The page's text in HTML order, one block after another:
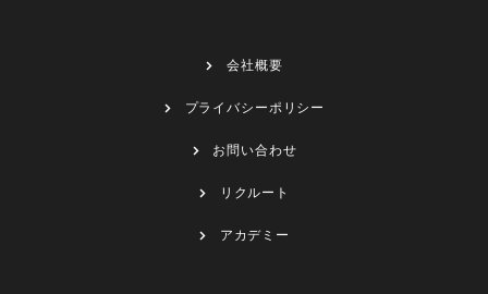
会社概要
プライバシーポリシー
お問い合わせ
リクルート
アカデミー